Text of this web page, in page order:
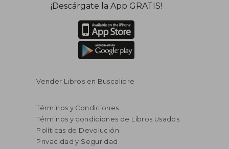
¡Descárgate la App GRATIS!
Vender Libros en Buscalibre
Términos y Condiciones
Términos y condiciones de Libros Usados
Políticas de Devolución
Privacidad y Seguridad